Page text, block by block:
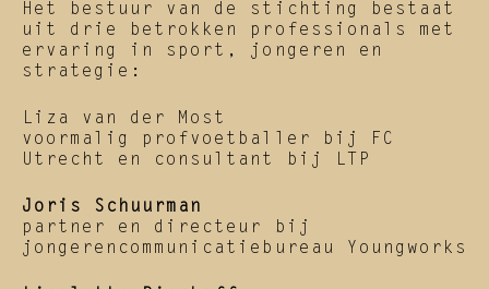
Het bestuur van de stichting bestaat
uit drie betrokken professionals met
ervaring in sport, jongeren en
strategie:
Liza van der Most
voormalig profvoetballer bij FC
Utrecht en consultant bij LTP
Joris Schuurman
partner en directeur bij
jongerencommunicatiebureau Youngworks